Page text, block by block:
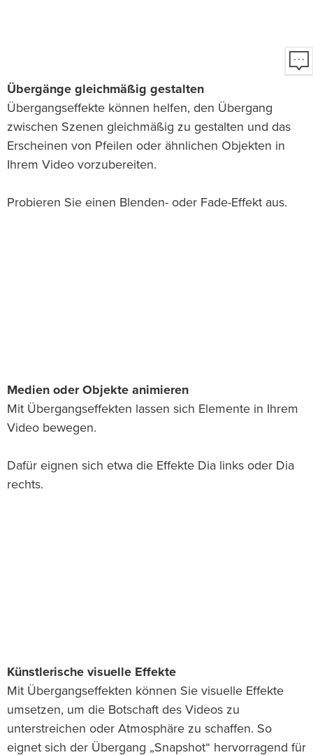
Übergänge gleichmäßig gestalten
Übergangseffekte können helfen, den Übergang
zwischen Szenen gleichmäßig zu gestalten und das
Erscheinen von Pfeilen oder ähnlichen Objekten in
Ihrem Video vorzubereiten.
Probieren Sie einen Blenden- oder Fade-Effekt aus.
Medien oder Objekte animieren
Mit Übergangseffekten lassen sich Elemente in Ihrem
Video bewegen.
Dafür eignen sich etwa die Effekte Dia links oder Dia
rechts.
Künstlerische visuelle Effekte
Mit Übergangseffekten können Sie visuelle Effekte
umsetzen, um die Botschaft des Videos zu
unterstreichen oder Atmosphäre zu schaffen. So
eignet sich der Übergang „Snapshot“ hervorragend für